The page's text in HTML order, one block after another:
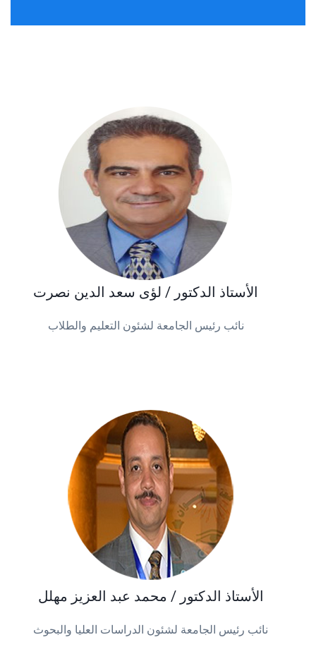
الأستاذ الدكتور / لؤى سعد الدين نصرت
نائب رئيس الجامعة لشئون التعليم والطلاب
الأستاذ الدكتور / محمد عبد العزيز مهلل
نائب رئيس الجامعة لشئون الدراسات العليا والبحوث